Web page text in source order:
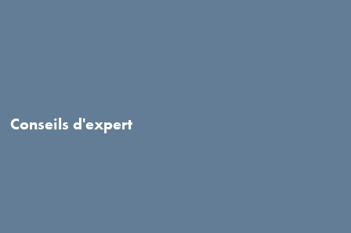
Conseils d'expert